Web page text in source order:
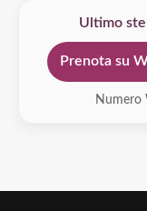
Ultimo
Prenota su
Numero